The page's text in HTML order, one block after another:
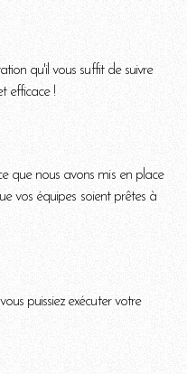
qu'il vous suffit de suivre
efficace !
que nous avons mis en place
vos équipes soient prêtes à
puissiez exécuter votre